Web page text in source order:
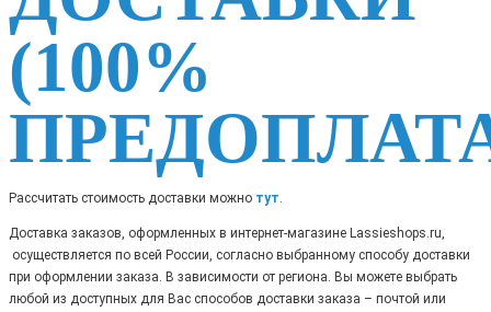
(100%
Рассчитать стоимость доставки можно тут.
Доставка заказов, оформленных в интернет-магазине Lassieshops.ru,
осуществляется по всей России, согласно выбранному способу доставки
при оформлении заказа. В зависимости от региона. Вы можете выбрать
любой из доступных для Вас способов доставки заказа – почтой или